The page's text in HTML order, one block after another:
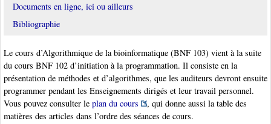
Documents en ligne, ici ou ailleurs
Bibliographie
Le cours d’Algorithmique de la bioinformatique (BNF 103) vient à la suite
du cours BNF 102 d’initiation à la programmation. Il consiste en la
présentation de méthodes et d’algorithmes, que les auditeurs devront ensuite
programmer pendant les Enseignements dirigés et leur travail personnel.
Vous pouvez consulter le plan du cours
, qui donne aussi la table des
matières des articles dans l’ordre des séances de cours.